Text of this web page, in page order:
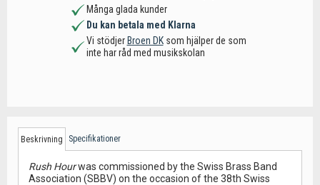
Många glada kunder
Du kan betala med Klarna
Vi stödjer Broen DKsom hjälper de som
inte har råd med musikskolan
Beskrivning Specifikationer
Rush Hourwas commissioned by the Swiss Brass Band
Association (SBBV) on the occasion of the 38th Swiss